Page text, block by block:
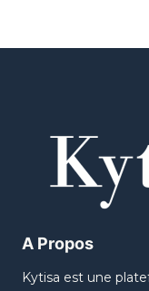
A Propos
Kytisa est une